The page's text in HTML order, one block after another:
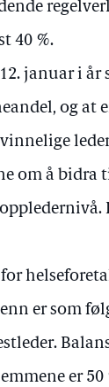
40 %.
januar i år
og at
om å bidra
er som
er